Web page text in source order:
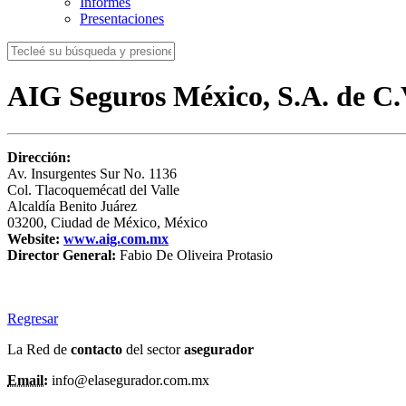
Presentaciones
AIG Seguros México, S.A. de
Dirección:
Av. Insurgentes Sur No. 1136
Col. Tlacoquemécatl del Valle
Alcaldía Benito Juárez
03200, Ciudad de México, México
Website: www.aig.com.mx
Director General: Fabio De Oliveira Protasio
Regresar
La Red de contacto del sectorasegurador
Email: info@elasegurador.com.mx